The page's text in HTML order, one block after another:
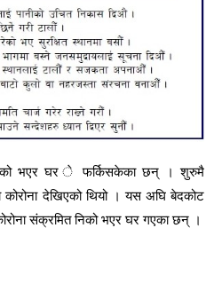
भएर घर े फर्किसकेका छन् । शुरुमै
कोरोना देखिएको थियो । यस अघि बेदकोट
संक्रमित निको भएर घर गएका छन् ।